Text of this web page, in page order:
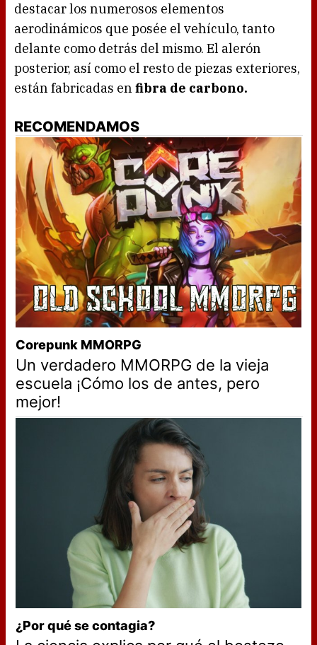
destacar los numerosos elementos
aerodinámicos que posée el vehículo, tanto
delante como detrás del mismo. El alerón
posterior, así como el resto de piezas exteriores,
están fabricadas en fibra de carbono.
RECOMENDAMOS
Corepunk MMORPG
Un verdadero MMORPG de la vieja
escuela ¡Cómo los de antes, pero
mejor!
¿Por qué se contagia?